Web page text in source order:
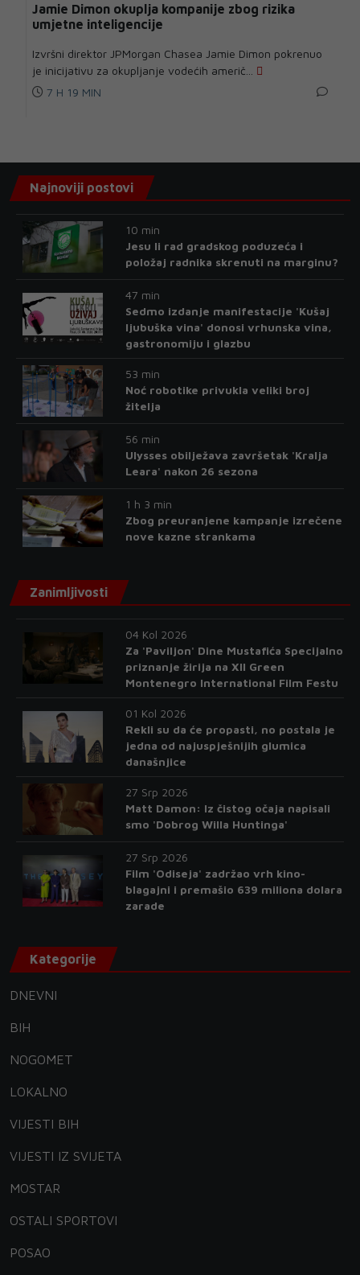
Jamie Dimon okuplja kompanije zbog rizika
umjetne inteligencije
Izvršni direktor JPMorgan Chasea Jamie Dimon pokrenuo
je inicijativu za okupljanje vodećih američ...
7 H 19 MIN
Najnoviji postovi
10 min
Jesu li rad gradskog poduzeća i
položaj radnika skrenuti na marginu?
47 min
Sedmo izdanje manifestacije 'Kušaj
ljubuška vina' donosi vrhunska vina,
gastronomiju i glazbu
53 min
Noć robotike privukla veliki broj
žitelja
56 min
Ulysses obilježava završetak 'Kralja
Leara' nakon 26 sezona
1 h 3 min
Zbog preuranjene kampanje izrečene
nove kazne strankama
Zanimljivosti
04 Kol 2026
Za 'Paviljon' Dine Mustafića Specijalno
priznanje žirija na XII Green
Montenegro International Film Festu
01 Kol 2026
Rekli su da će propasti, no postala je
jedna od najuspješnijih glumica
današnjice
27 Srp 2026
Matt Damon: Iz čistog očaja napisali
smo 'Dobrog Willa Huntinga'
27 Srp 2026
Film 'Odiseja' zadržao vrh kino-
blagajni i premašio 639 miliona dolara
zarade
Kategorije
DNEVNI
BIH
NOGOMET
LOKALNO
VIJESTI BIH
VIJESTI IZ SVIJETA
MOSTAR
OSTALI SPORTOVI
POSAO